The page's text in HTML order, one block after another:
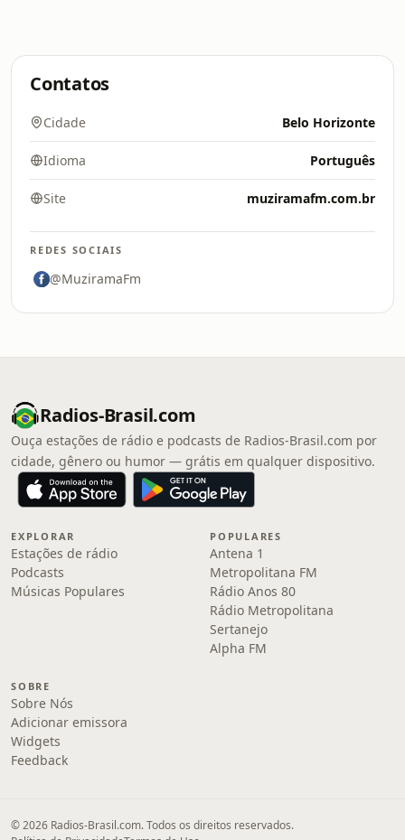
Contatos
Cidade Belo Horizonte
Idioma Português
Site muziramafm.com.br
REDES SOCIAIS
@MuziramaFm
Radios-Brasil.com
Ouça estações de rádio e podcasts de Radios-Brasil.com por
cidade, gênero ou humor — grátis em qualquer dispositivo.
EXPLORAR
Estações de rádio
Podcasts
Músicas Populares
POPULARES
Antena 1
Metropolitana FM
Rádio Anos 80
Rádio Metropolitana
Sertanejo
Alpha FM
SOBRE
Sobre Nós
Adicionar emissora
Widgets
Feedback
© 2026 Radios-Brasil.com. Todos os direitos reservados.